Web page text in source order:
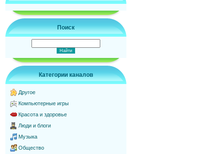
Поиск
Категории каналов
Другое
Компьютерные игры
Красота и здоровье
Люди и блоги
Музыка
Общество